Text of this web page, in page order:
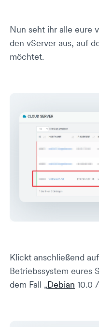
Nun seht ihr alle eure
den vServer aus, auf
möchtet.
Klickt anschließend
Betriebssystem eures
dem Fall „Debian 10.0